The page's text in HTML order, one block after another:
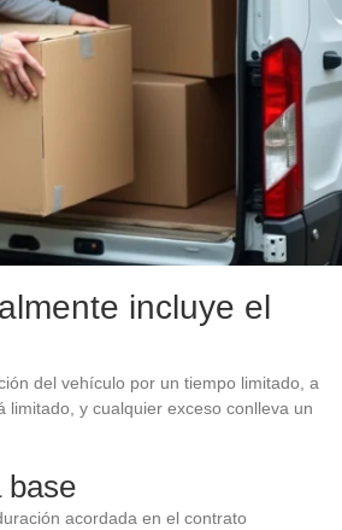
incluye el
del vehículo por un tiempo limitado, a
y cualquier exceso conlleva un
base
acordada en el contrato